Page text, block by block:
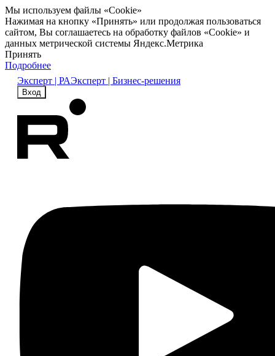
Мы используем файлы «Cookie»
Нажимая на кнопку «Принять» или продолжая пользоваться
сайтом, Вы соглашаетесь на обработку файлов «Cookie» и
данных метрической системы Яндекс.Метрика
Принять
Подробнее
Эксперт | РАЭксперт | Бизнес-решения
Вход